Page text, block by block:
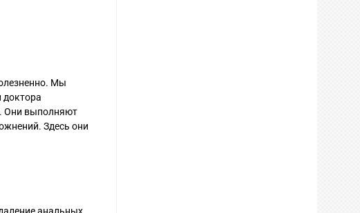
Мы
доктора
Они выполняют
Здесь они
анальных